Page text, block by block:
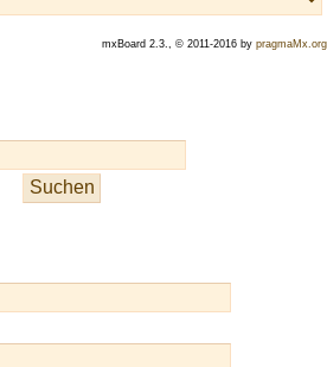
mxBoard 2.3., © 2011-2016 by pragmaMx.org